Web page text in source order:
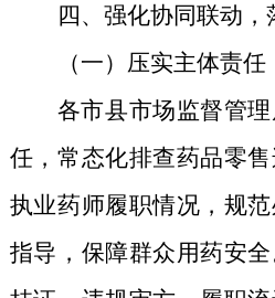
四、 强化协同联动，
（一）压实主体责任
各市县市场监督管理
任，常态化排查药品零
执业药师履职情况 ，规
指导，保障群众用药安全